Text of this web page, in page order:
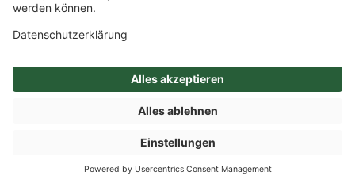
SHOP
Niederlande
Mehr Info nach Anmeldung